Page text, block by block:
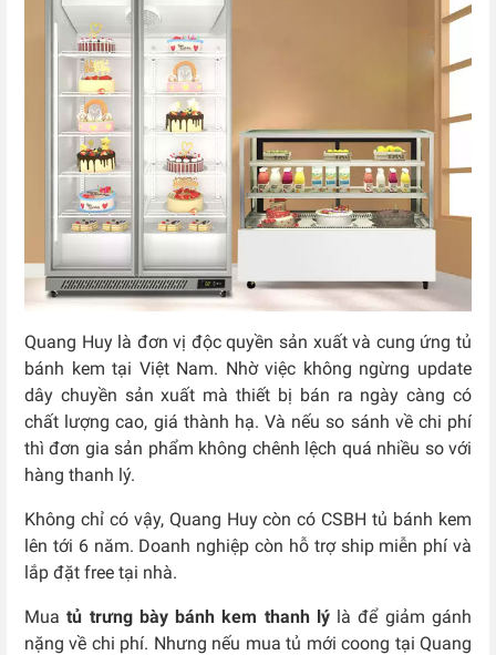
Quang Huy là đơn vị độc quyền sản xuất và cung ứng tủ
bánh kem tại Việt Nam. Nhờ việc không ngừng update
dây chuyền sản xuất mà thiết bị bán ra ngày càng có
chất lượng cao, giá thành hạ. Và nếu so sánh về chi phí
thì đơn gia sản phẩm không chênh lệch quá nhiều so với
hàng thanh lý.
Không chỉ có vậy, Quang Huy còn có CSBH tủ bánh kem
lên tới 6 năm. Doanh nghiệp còn hỗ trợ ship miễn phí và
lắp đặt free tại nhà.
Muatủ trưng bày bánh kem thanh lýlà để giảm gánh
nặng về chi phí. Nhưng nếu mua tủ mới coong tại Quang